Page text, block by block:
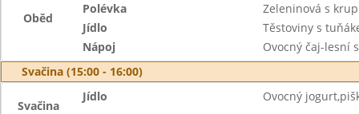
Oběd
Polévka
Zeleninová s
Jídlo
Těstoviny s
Nápoj
Ovocný čaj-lesní
Svačina (15:00 - 16:00)
Svačina
Jídlo Ovocný